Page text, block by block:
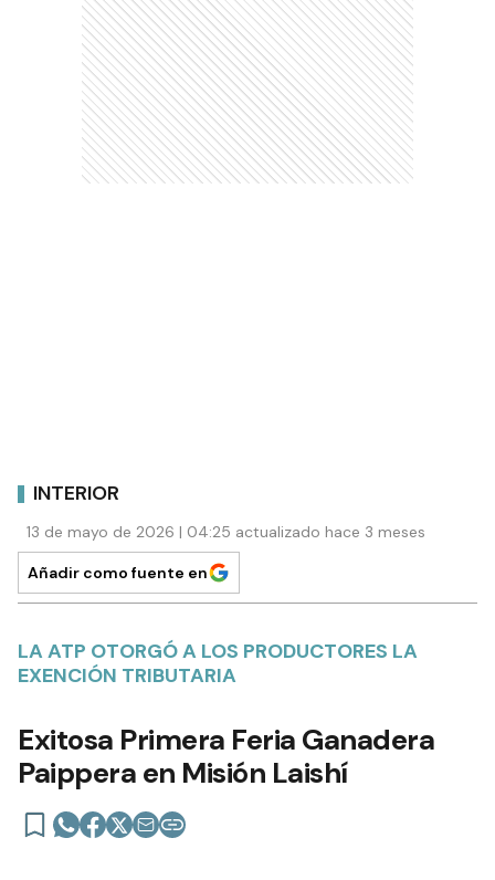
INTERIOR
13 de mayo de 2026 | 04:25 actualizado hace 3 meses
Añadir como fuente en
LA ATP OTORGÓ A LOS PRODUCTORES LA
EXENCIÓN TRIBUTARIA
Exitosa Primera Feria Ganadera
Paippera en Misión Laishí